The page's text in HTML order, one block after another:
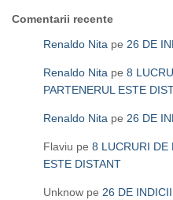
Comentarii recente
Renaldo Nita pe 26 DE
Renaldo Nita pe 8
PARTENERUL ESTE
Renaldo Nita pe 26 DE
Flaviu pe 8 LUCRURI DE
ESTE DISTANT
Unknow pe 26 DE